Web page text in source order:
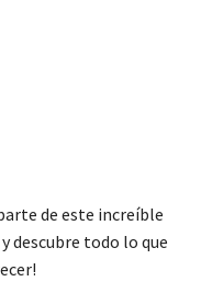
de este increíble
descubre todo lo que